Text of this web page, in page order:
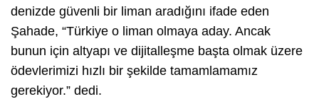
denizde güvenli bir liman aradığını ifade eden
Şahade, “Türkiye o liman olmaya aday. Ancak
bunun için altyapı ve dijitalleşme başta olmak üzere
ödevlerimizi hızlı bir şekilde tamamlamamız
gerekiyor.” dedi.